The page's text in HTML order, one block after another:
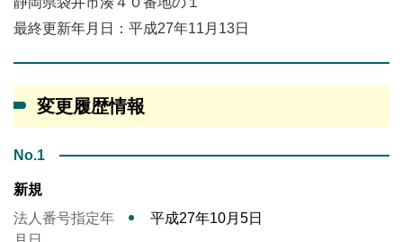
最終更新年月日：平成27年11月13日
変更履歴情報
No.1
新規
法人番号指定年
平成27年10月5日